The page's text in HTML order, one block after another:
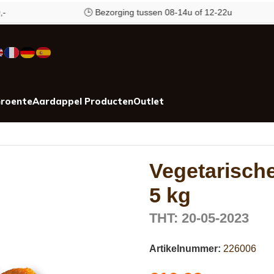
🕒 Bezorging tussen 08-14u of 12-22u
Aardappel ProductenOutlet
5 kg
THT: 20-05-2023
Artikelnummer: 226006